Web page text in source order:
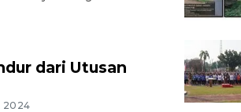
dari Utusan
2024